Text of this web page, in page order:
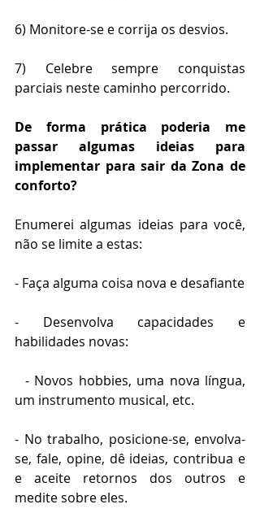
6) Monitore-se e corrija os desvios.
7) Celebre sempre conquistas
parciais neste caminho percorrido.
De forma prática poderia me
passar algumas ideias para
implementar para sair da Zona de
conforto?
Enumerei algumas ideias para você,
não se limite a estas:
- Faça alguma coisa nova e desafiante
- Desenvolva capacidades e
habilidades novas:
um instrumento musical, etc.
- No trabalho, posicione-se, envolva-
se, fale, opine, dê ideias, contribua e
e aceite retornos dos outros e
medite sobre eles.